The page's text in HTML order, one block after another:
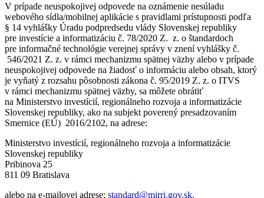
V prípade neuspokojivej odpovede na oznámenie nesúladu
webového sídla/mobilnej aplikácie s pravidlami prístupnosti podľa
§ 14 vyhlášky Úradu podpredsedu vlády Slovenskej republiky
pre investície a informatizáciu č. 78/2020 Z. z. o štandardoch
pre informačné technológie verejnej správy v znení vyhlášky č.
546/2021 Z. z. v rámci mechanizmu spätnej väzby alebo v prípade
neuspokojivej odpovede na žiadosť o informáciu alebo obsah, ktorý
je vyňatý z rozsahu pôsobnosti zákona č. 95/2019 Z. z. o ITVS
v rámci mechanizmu spätnej väzby, sa môžete obrátiť
na Ministerstvo investícií, regionálneho rozvoja a informatizácie
Slovenskej republiky, ako na subjekt poverený presadzovaním
Smernice (EÚ) 2016/2102, na adrese:
Ministerstvo investícií, regionálneho rozvoja a informatizácie
Slovenskej republiky
Pribinova 25
811 09 Bratislava
alebo na e-mailovej adrese: standard@mirri.gov.sk.